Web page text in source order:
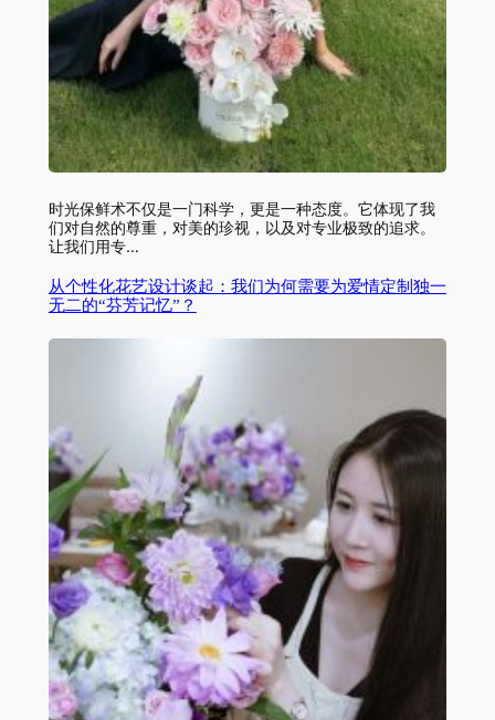
时光保鲜术不仅是一门科学，更是一种态度。它体现了我
们对自然的尊重，对美的珍视，以及对专业极致的追求。
让我们用专…
从个性化花艺设计谈起：我们为何需要为爱情定制独一
无二的“芬芳记忆”？